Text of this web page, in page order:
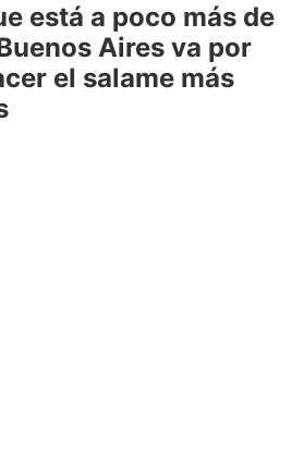
está a poco más de
Aires va por
el salame más